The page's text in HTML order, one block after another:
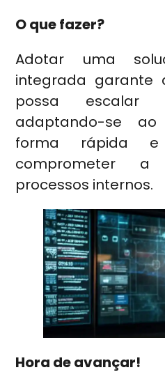
O que fazer?
Adotar uma
integrada garante
possa escalar
adaptando-se
forma rápida e
comprometer a
processos internos.
Hora de avançar!